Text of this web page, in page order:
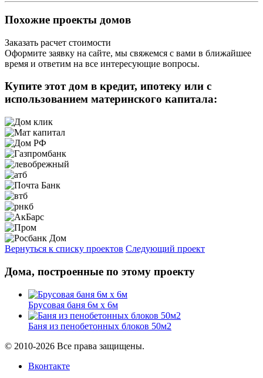
Похожие проекты домов
Заказать расчет стоимости
Оформите заявку на сайте, мы свяжемся с вами в ближайшее
время и ответим на все интересующие вопросы.
Купите этот дом в кредит, ипотеку или с
использованием материнского капитала:
Вернуться к списку проектов Следующий проект
Дома, построенные по этому проекту
Брусовая баня 6м х 6м
Баня из пенобетонных блоков 50м2
© 2010-2026 Все права защищены.
Вконтакте